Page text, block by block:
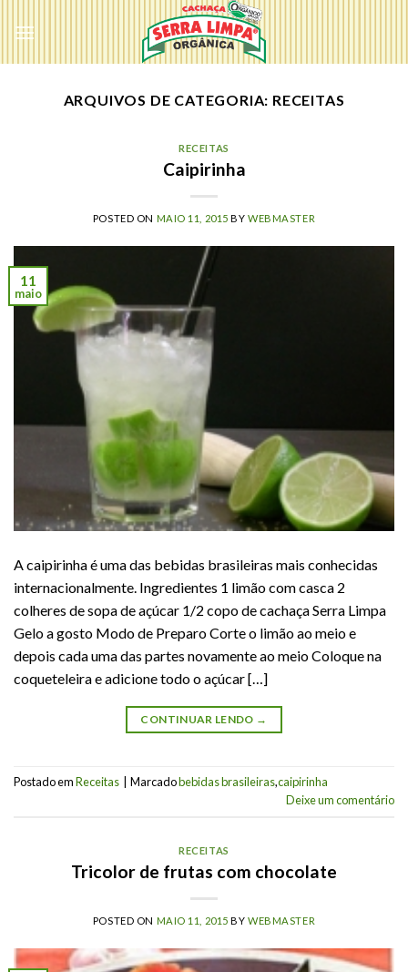
ARQUIVOS DE CATEGORIA: RECEITAS
RECEITAS
Caipirinha
POSTED ON MAIO 11, 2015 BYWEBMASTER
11
maio
A caipirinha é uma das bebidas brasileiras mais conhecidas
internacionalmente. Ingredientes 1 limão com casca 2
colheres de sopa de açúcar 1/2 copo de cachaça Serra Limpa
Gelo a gosto Modo de Preparo Corte o limão ao meio e
depois cada uma das partes novamente ao meio Coloque na
coqueteleira e adicione todo o açúcar […]
CONTINUAR LENDO →
Postado emReceitas Marcadobebidas brasileiras,caipirinha
Deixe um comentário
RECEITAS
Tricolor de frutas com chocolate
POSTED ON MAIO 11, 2015 BYWEBMASTER